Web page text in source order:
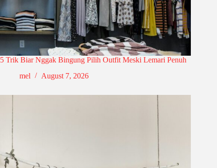
5 Trik Biar Nggak Bingung Pilih Outfit Meski Lemari Penuh
mel
August 7, 2026